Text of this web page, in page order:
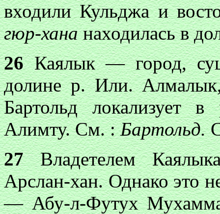
входили Кульджа и
гюр-хананаходилась в
26Каялык — город,
долине р. Или.
Бартольд локализует
Алимту. См. :Бартольд.
27Владетелем
Арслан-хан. Однако это
— Абу-л-Футух